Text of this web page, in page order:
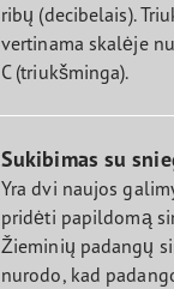
ribų (decibelais).
vertinama skalėje
C (triukšminga).
Sukibimas su
Yra dvi naujos
pridėti papildomą
Žieminių padangų
nurodo, kad